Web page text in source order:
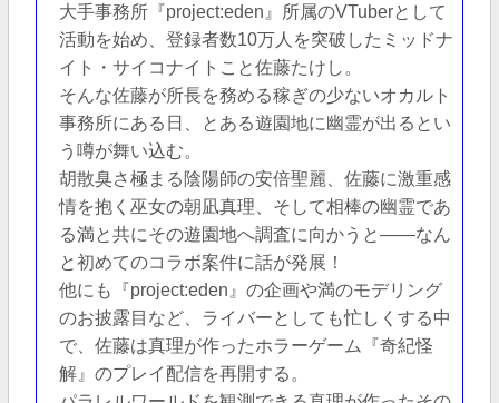
大手事務所『project:eden』所属のVTuberとして
活動を始め、登録者数10万人を突破したミッドナ
イト・サイコナイトこと佐藤たけし。
そんな佐藤が所長を務める稼ぎの少ないオカルト
事務所にある日、とある遊園地に幽霊が出るとい
う噂が舞い込む。
胡散臭さ極まる陰陽師の安倍聖麗、佐藤に激重感
情を抱く巫女の朝凪真理、そして相棒の幽霊であ
る満と共にその遊園地へ調査に向かうと――なん
と初めてのコラボ案件に話が発展！
他にも『project:eden』の企画や満のモデリング
のお披露目など、ライバーとしても忙しくする中
で、佐藤は真理が作ったホラーゲーム『奇紀怪
解』のプレイ配信を再開する。